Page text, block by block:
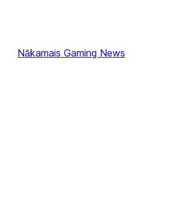
Nākamais Gaming News